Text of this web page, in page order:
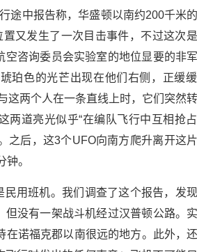
途中报告称，华盛顿以南约200千米
又发生了一次目击事件，不过这次
空咨询委员会实验室的地位显要的非
珀色的光芒出现在他们右侧，正缓
这两个人在一条直线上时，它们突然
两道亮光似乎“在编队飞行中互相抢
后，这3个UFO向南方爬升离开这片
。
用班机。我们调查了这个报告，发
没有一架战斗机经过汉普顿公路。实
在诺福克郡以南很远的地方。此外，